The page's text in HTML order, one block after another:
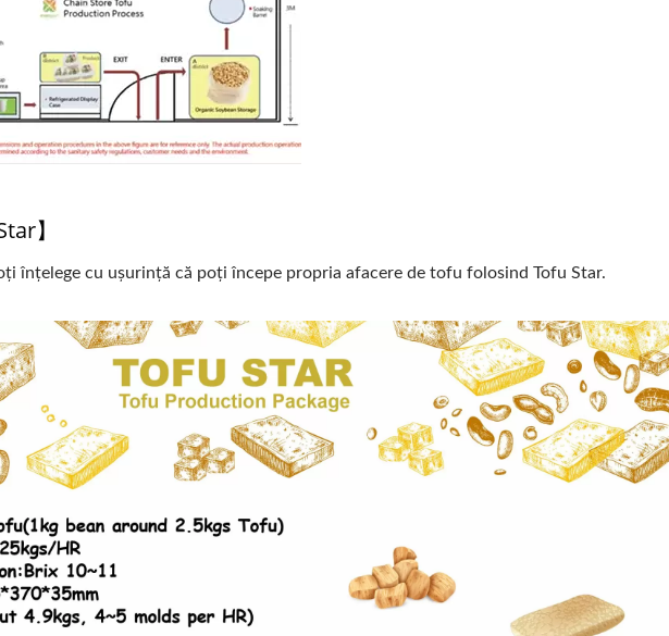
】
înțelege cu ușurință că poți începe propria afacere de tofu folosind Tofu Star.